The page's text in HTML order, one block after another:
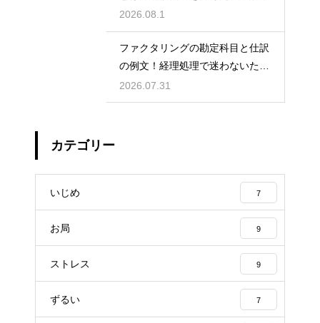
的な対策
2026.08.1
ファクタリングの勘定科目と仕訳
の例文！経理処理で迷わないため
の知識
2026.07.31
カテゴリー
いじめ 7
お局 9
ストレス 9
ずるい 7